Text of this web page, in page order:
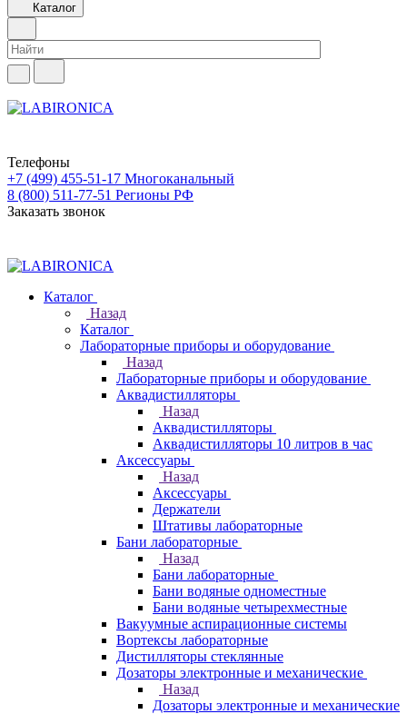
Каталог
Телефоны
+7 (499) 455-51-17 Многоканальный
8 (800) 511-77-51 Регионы РФ
Заказать звонок
Каталог
Назад
Каталог
Лабораторные приборы и оборудование
Назад
Лабораторные приборы и оборудование
Аквадистилляторы
Назад
Аквадистилляторы
Аквадистилляторы 10 литров в час
Аксессуары
Назад
Аксессуары
Держатели
Штативы лабораторные
Бани лабораторные
Назад
Бани лабораторные
Бани водяные одноместные
Бани водяные четырехместные
Вакуумные аспирационные системы
Вортексы лабораторные
Дистилляторы стеклянные
Дозаторы электронные и механические
Назад
Дозаторы электронные и механические